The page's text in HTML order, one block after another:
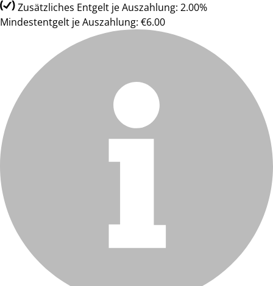
Zusätzliches Entgelt je Auszahlung: 2.00%
Mindestentgelt je Auszahlung: €6.00